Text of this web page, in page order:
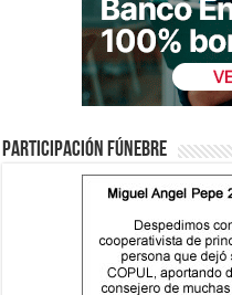
Participación fúnebre